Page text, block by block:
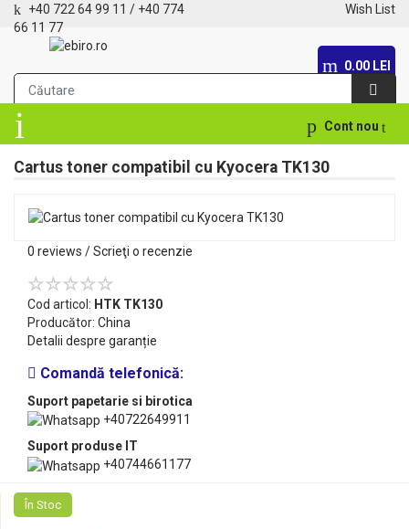
+40 722 64 99 11 / +40 774
66 11 77
Wish List
0.00 LEI
Cont nou
Cartus toner compatibil cu Kyocera TK130
0 reviews /Scrieţi o recenzie
Cod articol: HTK TK130
Producător: China
Detalii despre garanție
Comandă telefonică:
Suport papetarie si birotica
+40722649911
Suport produse IT
+40744661177
În Stoc